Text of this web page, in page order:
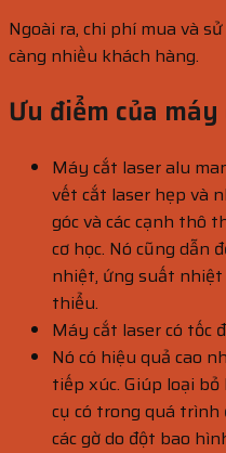
Ngoài ra, chi phí mua và
càng nhiều khách hàng.
Ưu điểm của
Máy cắt laser alu
vết cắt laser hẹp và
góc và các cạnh thô
cơ học. Nó cũng dẫn
nhiệt, ứng suất
thiểu.
Máy cắt laser có tốc
Nó có hiệu quả cao
tiếp xúc. Giúp loại
cụ có trong quá trình
các gờ do đột bao